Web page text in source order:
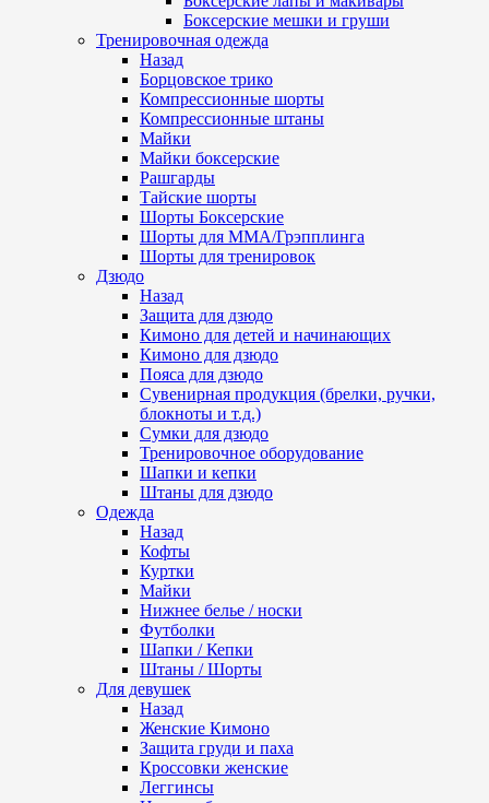
Боксерские мешки и груши
Тренировочная одежда
Назад
Борцовское трико
Компрессионные шорты
Компрессионные штаны
Майки
Майки боксерские
Рашгарды
Тайские шорты
Шорты Боксерские
Шорты для ММА/Грэпплинга
Шорты для тренировок
Дзюдо
Назад
Защита для дзюдо
Кимоно для детей и начинающих
Кимоно для дзюдо
Пояса для дзюдо
Сувенирная продукция (брелки, ручки,
блокноты и т.д.)
Сумки для дзюдо
Тренировочное оборудование
Шапки и кепки
Штаны для дзюдо
Одежда
Назад
Кофты
Куртки
Майки
Нижнее белье / носки
Футболки
Шапки / Кепки
Штаны / Шорты
Для девушек
Назад
Женские Кимоно
Защита груди и паха
Кроссовки женские
Леггинсы